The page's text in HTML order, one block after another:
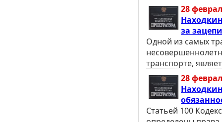
28
за
Одной из самых
транспорте,
28
Статьей 100